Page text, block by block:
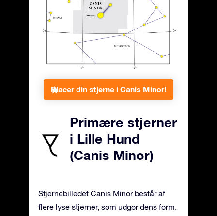
Placer din stjerne i Canis Minor!
Primære stjerner
i Lille Hund
(Canis Minor)
Stjernebilledet Canis Minor består af
flere lyse stjerner, som udgør dens form.